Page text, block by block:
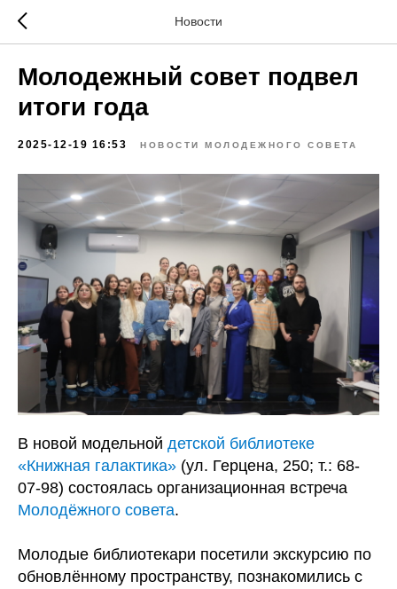
Новости
Молодежный совет подвел
итоги года
2025-12-19 16:53 НОВОСТИ МОЛОДЕЖНОГО СОВЕТА
В новой модельной детской библиотеке
«Книжная галактика» (ул. Герцена, 250; т.: 68-
07-98) состоялась организационная встреча
Молодёжного совета.
Молодые библиотекари посетили экскурсию по
обновлённому пространству, познакомились с